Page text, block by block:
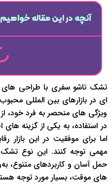
آنچه در این مقاله
تشک تاشو سفری با طراحی‌ های
ای در بازارهای بین‌ المللی
ویژگی‌ های منحصر به‌ فرد خود،
در استفاده، به یکی از گزینه‌
اما برای موفقیت در این بازار
مهمی توجه کنند. این نوع
حمل آسان و کاربردهای متنوع،
های موقت، بسیار مورد توجه